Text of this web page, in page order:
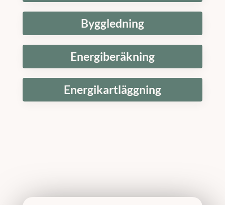
Byggledning
Energiberäkning
Energikartläggning